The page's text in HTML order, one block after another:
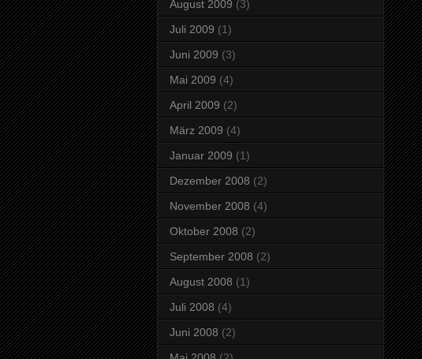
August 2009 (3)
Juli 2009 (1)
Juni 2009 (3)
Mai 2009 (4)
April 2009 (2)
März 2009 (4)
Januar 2009 (1)
Dezember 2008 (2)
November 2008 (4)
Oktober 2008 (2)
September 2008 (2)
August 2008 (1)
Juli 2008 (4)
Juni 2008 (2)